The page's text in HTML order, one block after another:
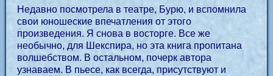
Недавно посмотрела в театре, Бурю, и вспомнила
свои юношеские впечатления от этого
произведения. Я снова в восторге. Все же
необычно, для Шекспира, но эта книга пропитана
волшебством. В остальном, почерк автора
узнаваем. В пьесе, как всегда, присутствуют и